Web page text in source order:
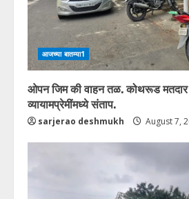
आजच्या बातम्या1
ओपन जिम की वाहन तळ. कोथरूड
व्यायामप्रेमींमध्ये संताप.
sarjerao deshmukh August 7,